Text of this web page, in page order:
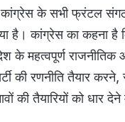
के सभी फ्रंटल
है। कांग्रेस का कहना है
के महत्वपूर्ण
की रणनीति तैयार
की तैयारियों को धार देने